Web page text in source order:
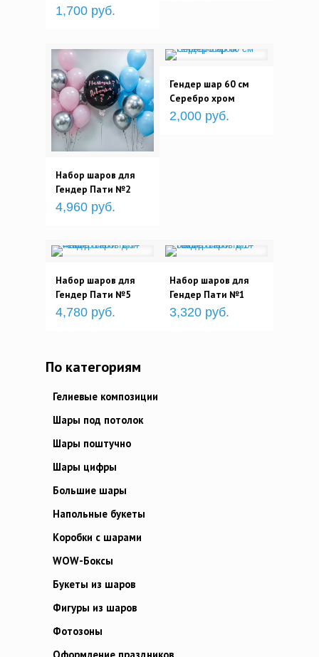
1,700 руб.
Набор шаров для
Гендер Пати №2
4,960 руб.
Гендер шар 60 см
Серебро хром
2,000 руб.
Набор шаров для
Гендер Пати №5
4,780 руб.
Набор шаров для
Гендер Пати №1
3,320 руб.
По категориям
Гелиевые композиции
Шары под потолок
Шары поштучно
Шары цифры
Большие шары
Напольные букеты
Коробки с шарами
WOW-Боксы
Букеты из шаров
Фигуры из шаров
Фотозоны